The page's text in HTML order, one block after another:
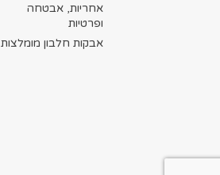
אחריות, אבטחה
ופרטיות
אבקות חלבון מומלצות